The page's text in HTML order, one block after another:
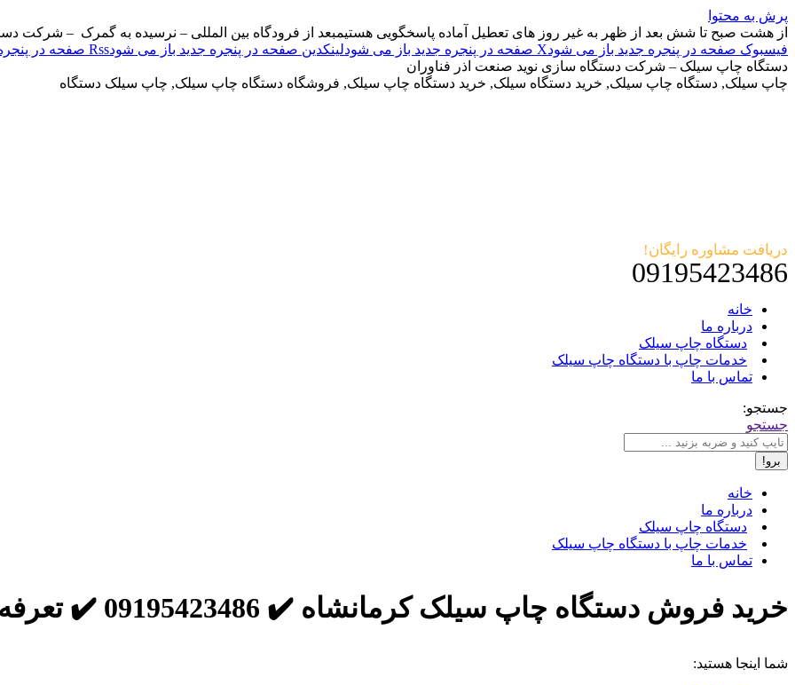
پرش به محتوا
از هشت صبح تا شش بعد از ظهر به غیر روز های تعطیل آماده پاسخگویی هستیمبعد از فرودگاه بین المللی – نرسیده به گمرک – شرکت
فیسبوک صفحه در پنجره جدید باز می شودX صفحه در پنجره جدید باز می شود لینکدین صفحه در پنجره جدید باز می شودRss صفحه در پنجره جدید باز می شود
دستگاه چاپ سیلک – شرکت دستگاه سازی نوید صنعت اذر فناوران
چاپ سیلک, دستگاه چاپ سیلک, خرید دستگاه سیلک, خرید دستگاه چاپ سیلک, فروشگاه دستگاه چاپ سیلک, چاپ سیلک دستگاه
دریافت مشاوره رایگان!
09195423486
خانه
درباره ما
دستگاه چاپ سیلک
خدمات چاپ با دستگاه چاپ سیلک
تماس با ما
جستجو:
جستجو
خانه
درباره ما
دستگاه چاپ سیلک
خدمات چاپ با دستگاه چاپ سیلک
تماس با ما
خرید فروش دستگاه چاپ سیلک کرمانشاه ✔️ 09195423486 ✔️ تعرفه استاندارد
شما اینجا هستید: